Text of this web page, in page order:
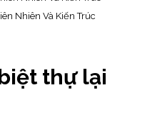
Nhiên Và Kiến Trúc
thự lại